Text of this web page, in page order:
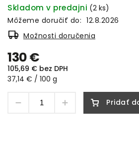
130 €
105,69 € bez DPH
37,14 € / 100 g
Skladom v predajni (2 ks)
Môžeme doručiť do: 12.8.2026
Možnosti doručenia
Pridať